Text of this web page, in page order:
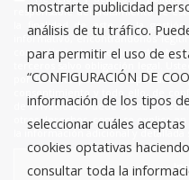
responsable del tratamiento de
la finalidad de este es la
informativo, encontrándonos
consentimiento que nos está
terceros salvo obligación legal.
por lo tanto posee la capacidad
de Privacidad. Puede usted
otros derechos, como se explica
la información adicional y
mostrarte publicidad
análisis de tu tráfico.
para permitir el uso de
“CONFIGURACIÓN DE
información de los tipos
seleccionar cuáles
cookies optativas haciendo
consultar toda la